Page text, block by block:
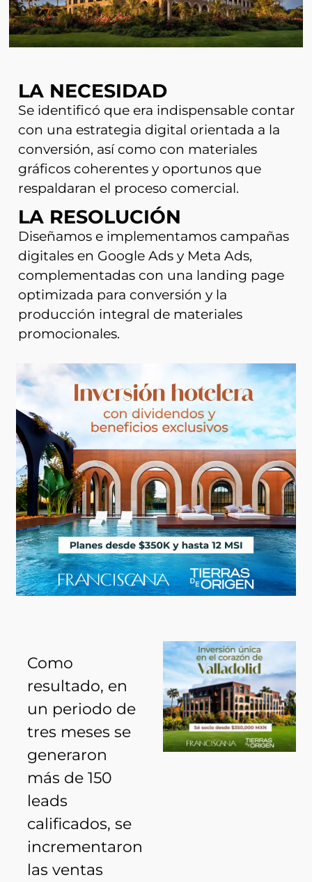
LA NECESIDAD
Se identificó que era indispensable contar
con una estrategia digital orientada a la
conversión, así como con materiales
gráficos coherentes y oportunos que
respaldaran el proceso comercial.
LA RESOLUCIÓN
Diseñamos e implementamos campañas
digitales en Google Ads y Meta Ads,
complementadas con una landing page
optimizada para conversión y la
producción integral de materiales
promocionales.
Como
resultado, en
un periodo de
tres meses se
generaron
más de 150
leads
calificados, se
incrementaron
las ventas